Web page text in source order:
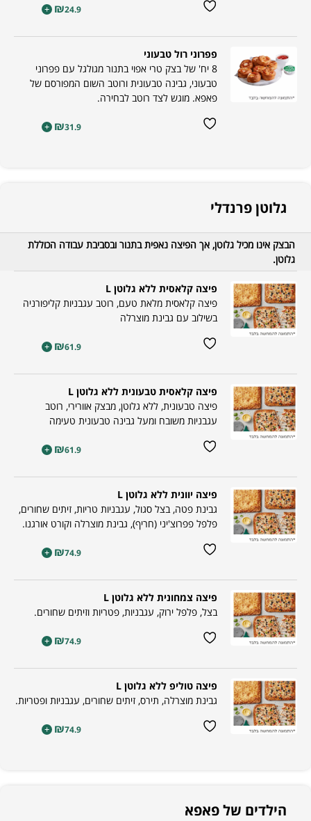
₪24.9
+
פפרוני רול טבעוני
8 יח' של בצק טרי אפוי בתנור מגולגל עם פפרוני
טבעוני, גבינה טבעונית ורוטב השום המפורסם של
פאפא. מוגש לצד רוטב לבחירה.
₪31.9
+
גלוטן פרנדלי
הבצק אינו מכיל גלוטן, אך הפיצה נאפית בתנור ובסביבת עבודה הכוללת
גלוטן.
פיצה קלאסית ללא גלוטן L
פיצה קלאסית מלאת טעם, רוטב עגבניות קליפורניה
בשילוב עם גבינת מוצרלה
₪61.9
+
פיצה קלאסית טבעונית ללא גלוטן L
פיצה טבעונית, ללא גלוטן, מבצק אוורירי, רוטב
עגבניות משובח ומעל גבינה טבעונית טעימה
₪61.9
+
פיצה יוונית ללא גלוטן L
גבינת פטה, בצל סגול, עגבניות טריות, זיתים שחורים,
פלפל פפרוצ'יני (חריף), גבינת מוצרלה וקורט אורגנו.
₪74.9
+
פיצה צמחונית ללא גלוטן L
בצל, פלפל ירוק, עגבניות, פטריות וזיתים שחורים.
₪74.9
+
פיצה טוליפ ללא גלוטן L
גבינת מוצרלה, תירס, זיתים שחורים, עגבניות ופטריות.
₪74.9
+
הילדים של פאפא